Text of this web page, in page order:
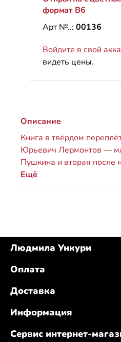
формат B6
Арт №..: 00136
Войдите в свой
видеть цены.
Описание
Книга в твёрдом
Юрьевич Лермонтов —
Пушкина и вторая после
Ещё
Людмила Ункури
Оплата
Доставка
Информация
Сервис интернет-